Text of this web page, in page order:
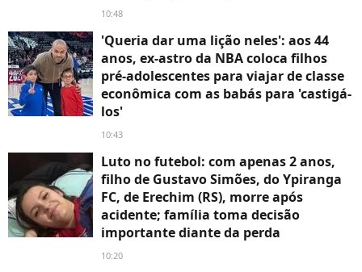
10:48
'Queria dar uma lição neles': aos 44
anos, ex-astro da NBA coloca filhos
pré-adolescentes para viajar de classe
econômica com as babás para 'castigá-
los'
10:43
Luto no futebol: com apenas 2 anos,
filho de Gustavo Simões, do Ypiranga
FC, de Erechim (RS), morre após
acidente; família toma decisão
importante diante da perda
10:20